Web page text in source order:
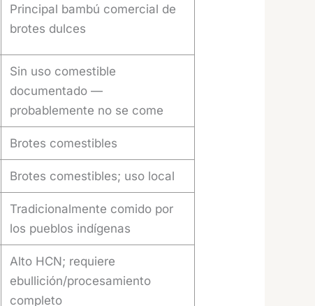
Principal bambú comercial de
brotes dulces
Sin uso comestible
documentado —
probablemente no se come
Brotes comestibles
Brotes comestibles; uso local
Tradicionalmente comido por
los pueblos indígenas
Alto HCN; requiere
ebullición/procesamiento
completo